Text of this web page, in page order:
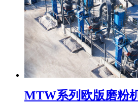
MTW系列欧版磨粉